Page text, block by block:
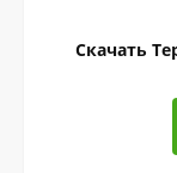
Скачать